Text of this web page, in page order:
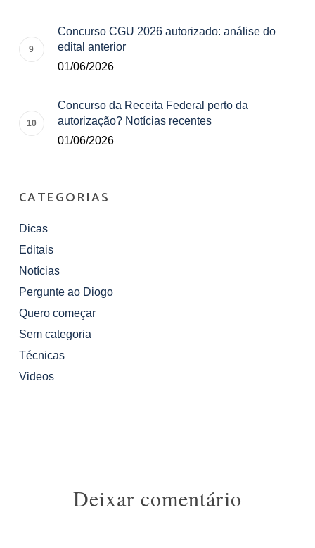
Concurso CGU 2026 autorizado: análise do
edital anterior
01/06/2026
Concurso da Receita Federal perto da
autorização? Notícias recentes
01/06/2026
CATEGORIAS
Dicas
Editais
Notícias
Pergunte ao Diogo
Quero começar
Sem categoria
Técnicas
Videos
Deixar comentário